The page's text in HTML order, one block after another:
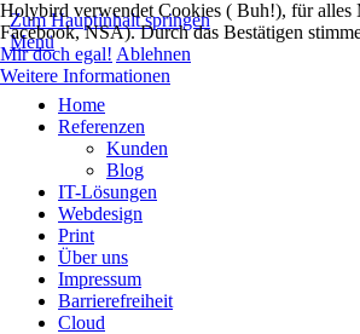
Zum Hauptinhalt springen
Menü
Home
Referenzen
Kunden
Blog
IT-Lösungen
Webdesign
Print
Über uns
Impressum
Barrierefreiheit
Cloud
Holybird verwendet Cookies ( Buh!), für alles
Facebook, NSA). Durch das Bestätigen
Mir doch egal! Ablehnen
Weitere Informationen